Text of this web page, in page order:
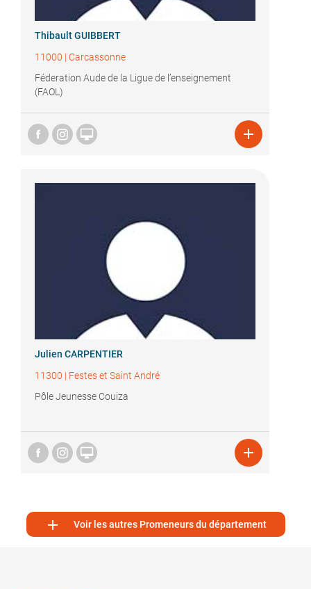
Thibault GUIBBERT
11000 | Carcassonne
Féderation Aude de la Ligue de l’enseignement
(FAOL)
 
Julien CARPENTIER
11300 | Festes et Saint André
Pôle Jeunesse Couiza
 
 Voir les autres Promeneurs du département